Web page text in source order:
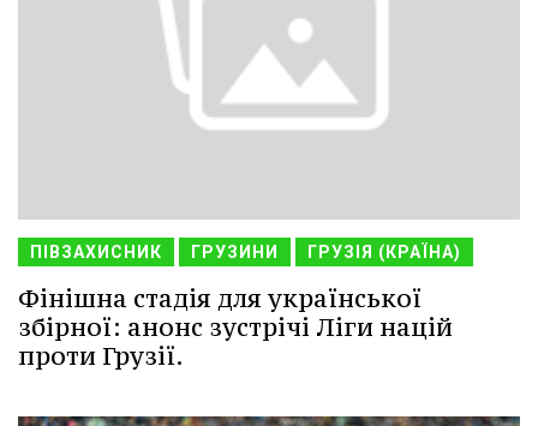
ПІВЗАХИСНИК ГРУЗИНИ ГРУЗІЯ (КРАЇНА)
Фінішна стадія для української
збірної: анонс зустрічі Ліги націй
проти Грузії.